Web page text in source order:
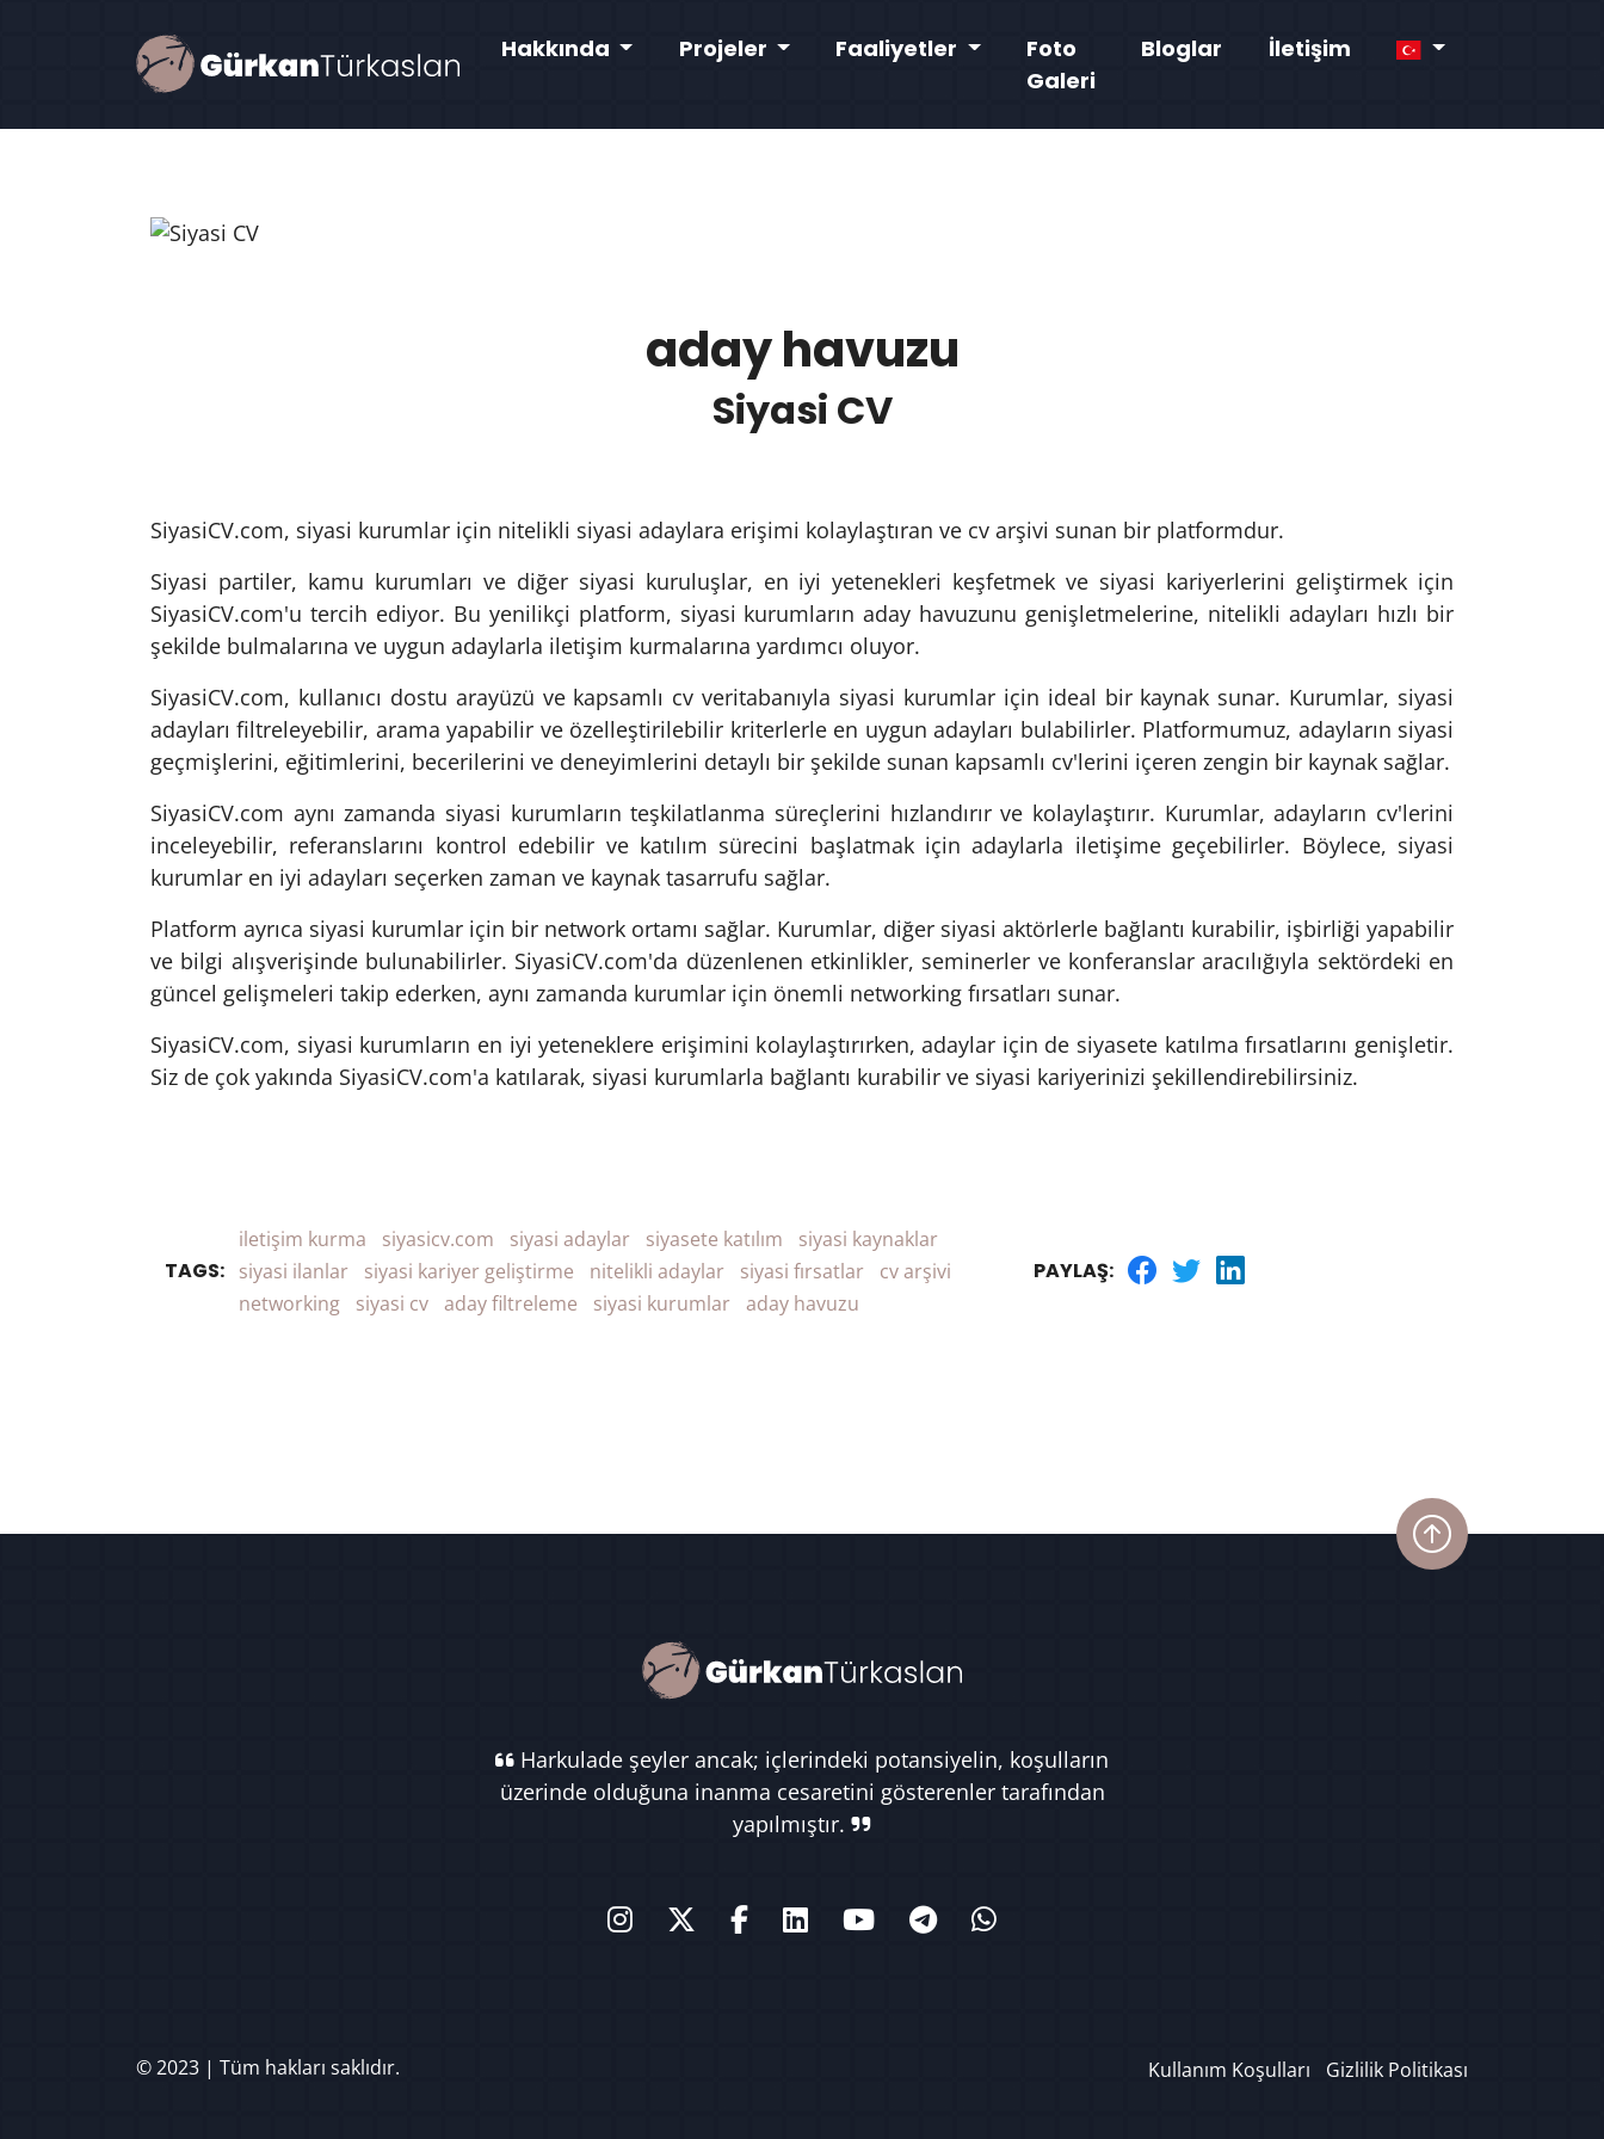
Hakkında Projeler Faaliyetler
Foto
Galeri
Bloglar İletişim
aday havuzu
Siyasi CV
SiyasiCV.com, siyasi kurumlar için nitelikli siyasi adaylara erişimi kolaylaştıran ve cv arşivi sunan bir platformdur.
Siyasi partiler, kamu kurumları ve diğer siyasi kuruluşlar, en iyi yetenekleri keşfetmek ve siyasi kariyerlerini geliştirmek için
SiyasiCV.com'u tercih ediyor. Bu yenilikçi platform, siyasi kurumların aday havuzunu genişletmelerine, nitelikli adayları hızlı bir
şekilde bulmalarına ve uygun adaylarla iletişim kurmalarına yardımcı oluyor.
SiyasiCV.com, kullanıcı dostu arayüzü ve kapsamlı cv veritabanıyla siyasi kurumlar için ideal bir kaynak sunar. Kurumlar, siyasi
adayları filtreleyebilir, arama yapabilir ve özelleştirilebilir kriterlerle en uygun adayları bulabilirler. Platformumuz, adayların siyasi
geçmişlerini, eğitimlerini, becerilerini ve deneyimlerini detaylı bir şekilde sunan kapsamlı cv'lerini içeren zengin bir kaynak sağlar.
SiyasiCV.com aynı zamanda siyasi kurumların teşkilatlanma süreçlerini hızlandırır ve kolaylaştırır. Kurumlar, adayların cv'lerini
inceleyebilir, referanslarını kontrol edebilir ve katılım sürecini başlatmak için adaylarla iletişime geçebilirler. Böylece, siyasi
kurumlar en iyi adayları seçerken zaman ve kaynak tasarrufu sağlar.
Platform ayrıca siyasi kurumlar için bir network ortamı sağlar. Kurumlar, diğer siyasi aktörlerle bağlantı kurabilir, işbirliği yapabilir
ve bilgi alışverişinde bulunabilirler. SiyasiCV.com'da düzenlenen etkinlikler, seminerler ve konferanslar aracılığıyla sektördeki en
güncel gelişmeleri takip ederken, aynı zamanda kurumlar için önemli networking fırsatları sunar.
SiyasiCV.com, siyasi kurumların en iyi yeteneklere erişimini kolaylaştırırken, adaylar için de siyasete katılma fırsatlarını genişletir.
Siz de çok yakında SiyasiCV.com'a katılarak, siyasi kurumlarla bağlantı kurabilir ve siyasi kariyerinizi şekillendirebilirsiniz.
TAGS:
iletişim kurma siyasicv.com siyasi adaylar siyasete katılım
siyasi kaynaklar
siyasi ilanlar
siyasi kariyer geliştirme nitelikli adaylar siyasi fırsatlar
cv arşivi
networking
siyasi cv aday filtreleme siyasi kurumlar aday havuzu
PAYLAŞ:
Harkulade şeyler ancak; içlerindeki potansiyelin, koşulların
üzerinde olduğuna inanma cesaretini gösterenler tarafından
yapılmıştır.
© 2023 | Tüm hakları saklıdır. Kullanım Koşulları Gizlilik Politikası